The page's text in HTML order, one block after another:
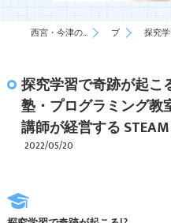
西宮・今津の塾・学習塾は自習塾WillBe ブログ 探究学習で奇跡が
探究学習で奇跡が起こ
塾・プログラミング教
講師が経営する
2022/05/20